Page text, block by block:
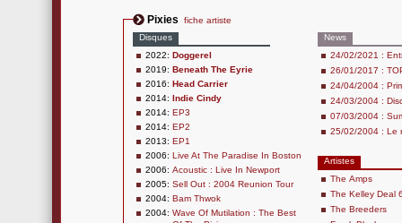
Pixies
fiche artiste
Disques
2022: Doggerel
2019: Beneath The Eyrie
2016: Head Carrier
2014: Indie Cindy
2014: EP3
2014: EP2
2013: EP1
2006: Live At The Paradise In Boston
2006: Acoustic : Live In Newport
2005: Sell Out : 2004 Reunion Tour
2004: Bam Thwok
2004: Wave Of Mutilation : The Best
News
24/02/2021 :
26/01/2017 :
24/04/2004 :
24/03/2004 :
07/03/2004 :
25/02/2004 : Le
Artistes
The Amps
The Kelley Deal
The Breeders